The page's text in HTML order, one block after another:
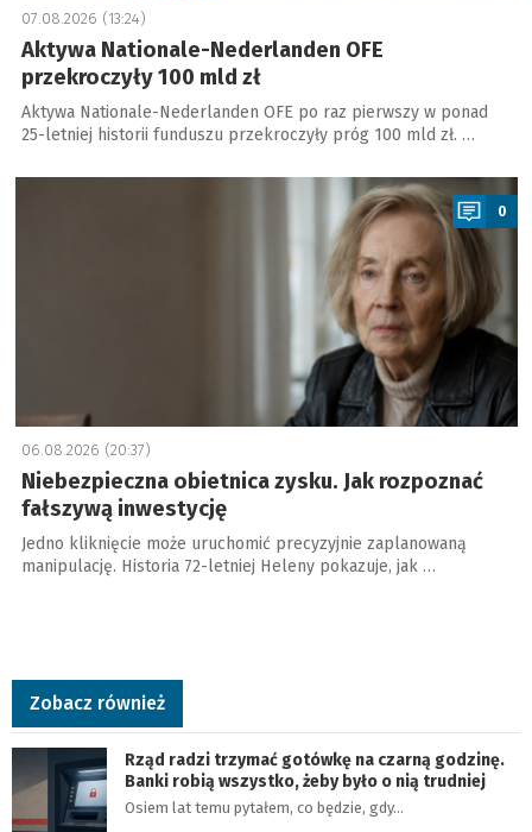
07.08.2026 (13:24)
Aktywa Nationale-Nederlanden OFE
przekroczyły 100 mld zł
Aktywa Nationale-Nederlanden OFE po raz pierwszy w ponad
25-letniej historii funduszu przekroczyły próg 100 mld zł. …
a
0
06.08.2026 (20:37)
Niebezpieczna obietnica zysku. Jak rozpoznać
fałszywą inwestycję
Jedno kliknięcie może uruchomić precyzyjnie zaplanowaną
manipulację. Historia 72-letniej Heleny pokazuje, jak …
Zobacz również
Rząd radzi trzymać gotówkę na czarną godzinę.
Banki robią wszystko, żeby było o nią trudniej
Osiem lat temu pytałem, co będzie, gdy…